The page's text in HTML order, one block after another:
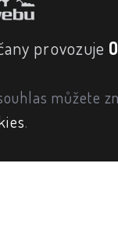
provozuje
můžete
.